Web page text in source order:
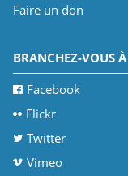
Faire un don
BRANCHEZ-VOUS
Facebook
Flickr
Twitter
Vimeo